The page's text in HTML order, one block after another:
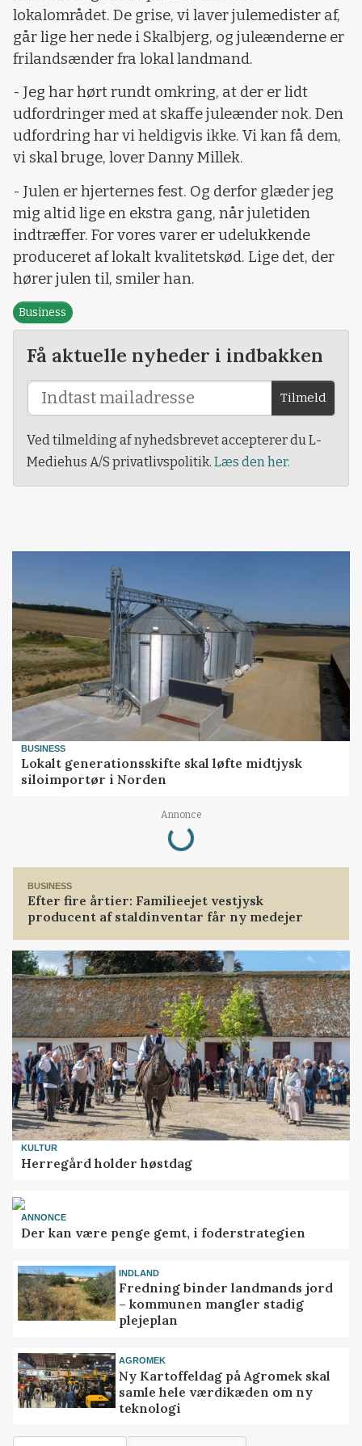
lokalområdet. De grise, vi laver julemedister af,
går lige her nede i Skalbjerg, og juleænderne er
frilandsænder fra lokal landmand.
- Jeg har hørt rundt omkring, at der er lidt
udfordringer med at skaffe juleænder nok. Den
udfordring har vi heldigvis ikke. Vi kan få dem,
vi skal bruge, lover Danny Millek.
- Julen er hjerternes fest. Og derfor glæder jeg
mig altid lige en ekstra gang, når juletiden
indtræffer. For vores varer er udelukkende
produceret af lokalt kvalitetskød. Lige det, der
hører julen til, smiler han.
Business
Få aktuelle nyheder i indbakken
Tilmeld
Ved tilmelding af nyhedsbrevet accepterer du L-
Mediehus A/S privatlivspolitik. Læs den her.
BUSINESS
Lokalt generationsskifte skal løfte midtjysk
siloimportør i Norden
Annonce
Loading...
BUSINESS
Efter fire årtier: Familieejet vestjysk
producent af staldinventar får ny medejer
KULTUR
Herregård holder høstdag
ANNONCE
Der kan være penge gemt, i foderstrategien
INDLAND
Fredning binder landmands jord
– kommunen mangler stadig
plejeplan
AGROMEK
Ny Kartoffeldag på Agromek skal
samle hele værdikæden om ny
teknologi